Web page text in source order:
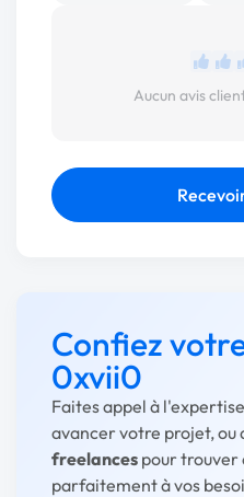
Aucun avis
Confiez
0xvii0
Faites appel à
avancer votre projet, ou
freelances pour trouver
parfaitement à vos